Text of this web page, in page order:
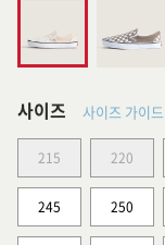
사이즈 사이즈 가이드
215 220
245 250